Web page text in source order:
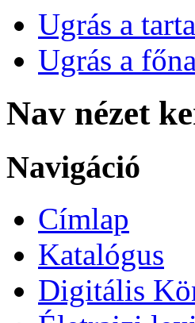
Ugrás a
Ugrás a
Nav nézet
Navigáció
Címlap
Katalógus
Digitális